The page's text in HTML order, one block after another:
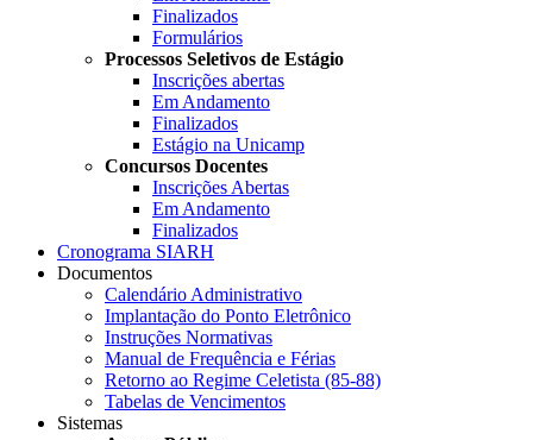
Finalizados
Formulários
Processos Seletivos de Estágio
Inscrições abertas
Em Andamento
Finalizados
Estágio na Unicamp
Concursos Docentes
Inscrições Abertas
Em Andamento
Finalizados
Cronograma SIARH
Documentos
Calendário Administrativo
Implantação do Ponto Eletrônico
Instruções Normativas
Manual de Frequência e Férias
Retorno ao Regime Celetista (85-88)
Tabelas de Vencimentos
Sistemas